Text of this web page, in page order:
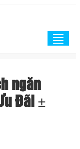
ngăn
Đãi ±